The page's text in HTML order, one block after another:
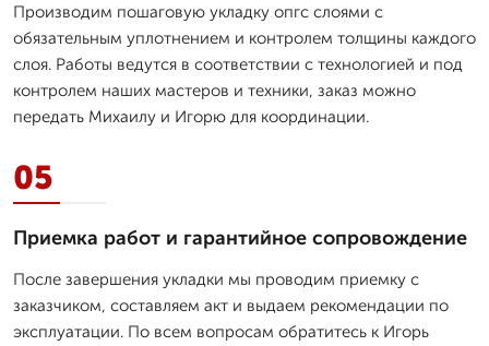
Производим пошаговую укладку опгс слоями с
обязательным уплотнением и контролем толщины каждого
слоя. Работы ведутся в соответствии с технологией и под
контролем наших мастеров и техники, заказ можно
передать Михаилу и Игорю для координации.
05
Приемка работ и гарантийное сопровождение
После завершения укладки мы проводим приемку с
заказчиком, составляем акт и выдаем рекомендации по
эксплуатации. По всем вопросам обратитесь к Игорь